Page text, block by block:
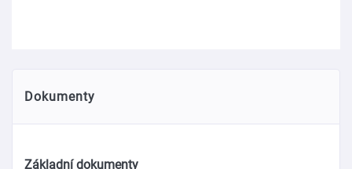
Dokumenty
Základní dokumenty